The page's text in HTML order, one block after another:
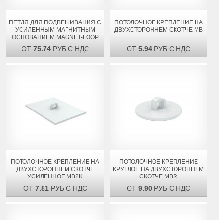
ПЕТЛЯ ДЛЯ ПОДВЕШИВАНИЯ С
УСИЛЕННЫМ МАГНИТНЫМ
ОСНОВАНИЕМ MAGNET-LOOP
ОТ 75.74РУБ С НДС
ПОТОЛОЧНОЕ КРЕПЛЕНИЕ НА
ДВУХСТОРОННЕМ СКОТЧЕ MB
ОТ5.94 РУБ С НДС
ПОТОЛОЧНОЕ КРЕПЛЕНИЕ НА
ДВУХСТОРОННЕМ СКОТЧЕ
УСИЛЕННОЕ MB2K
ОТ 7.81РУБ С НДС
ПОТОЛОЧНОЕ КРЕПЛЕНИЕ
КРУГЛОЕ НА ДВУХСТОРОННЕМ
СКОТЧЕ MBR
ОТ9.90 РУБ С НДС